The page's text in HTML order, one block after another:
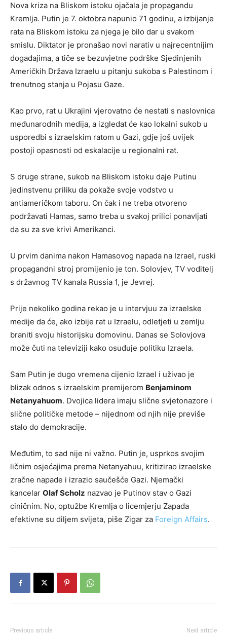
Nova kriza na Bliskom istoku ojačala je propagandu
Kremlja. Putin je 7. oktobra napunio 71 godinu, a izbijanje
rata na Bliskom istoku za njega je bilo dar u svakom
smislu. Diktator je pronašao novi narativ u najrecentnijim
događajima, a tiče se bezuvjetne podrške Sjedinjenih
Američkih Država Izraelu u pitanju sukoba s Palestinom i
trenutnog stanja u Pojasu Gaze.
Kao prvo, rat u Ukrajini vjerovatno će nestati s naslovnica
međunarodnih medija, a izgledat će kao lokalni sukob u
usporedbi s izraelskim ratom u Gazi, gdje još uvijek
postoji opasnosti od eskalacije u regionalni rat.
S druge strane, sukob na Bliskom istoku daje Putinu
jedinstvenu priliku da pokaže svoje vodstvo u
antiameričkom taboru. On čak i ne treba otvoreno
podržavati Hamas, samo treba u svakoj prilici ponavljati
da su za sve krivi Amerikanci.
U prvim danima nakon Hamasovog napada na Izrael, ruski
propagandni stroj promijenio je ton. Solovjev, TV voditelj
s državnog TV kanala Russia 1, je Jevrej.
Prije nekoliko godina rekao je u intervjuu za izraelske
medije da će, ako izbije rat u Izraelu, odletjeti u zemlju
braniti svoju historijsku domovinu. Danas se Solovjova
može čuti na televiziji kako osuđuje politiku Izraela.
Sam Putin je dugo vremena cijenio Izrael i uživao je
blizak odnos s izraelskim premijerom Benjaminom
Netanyahuom. Dvojica lidera imaju slične svjetonazore i
slične političke metode – nijednom od njih nije previše
stalo do demokracije.
Međutim, to sad nije ni važno. Putin je, usprkos svojim
ličnim osjećajima prema Netanyahuu, kritizirao izraelske
zračne napade i izrazio saučešće Gazi. Njemački
kancelar Olaf Scholz nazvao je Putinov stav o Gazi
ciničnim. No, optužbe Kremlja o licemjerju Zapada
efektivne su diljem svijeta, piše Zigar za Foreign Affairs.
Previous article Next article